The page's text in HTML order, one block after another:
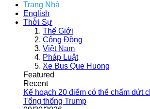
Trang Nhà
English
Thời Sự
Thế Giới
Cộng Đồng
Việt Nam
Pháp Luật
Xe Bus Que Huong
Featured
Recent
Kế hoạch 20 điểm có thể chấm dứt
Tổng thống Trump